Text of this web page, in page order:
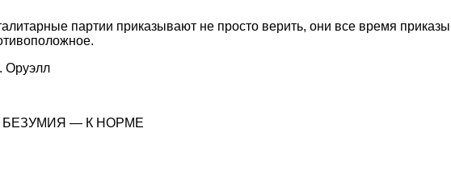
партии приказывают не просто верить, они все время
Оруэлл
БЕЗУМИЯ — К НОРМЕ